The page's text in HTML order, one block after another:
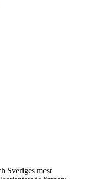
Sveriges mest